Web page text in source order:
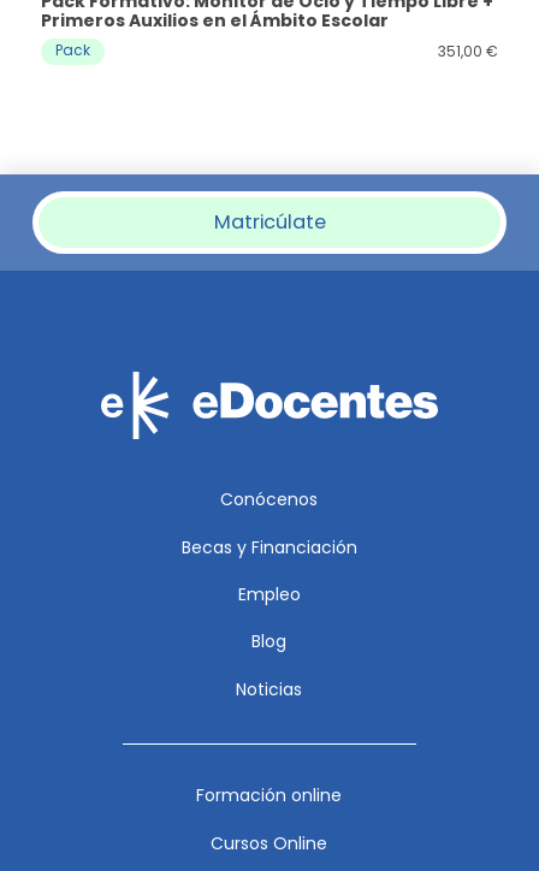
Primeros Auxilios en el Ámbito Escolar
Pack 351,00€
Matricúlate
Conócenos
Becas y Financiación
Empleo
Blog
Noticias
Formación online
Cursos Online